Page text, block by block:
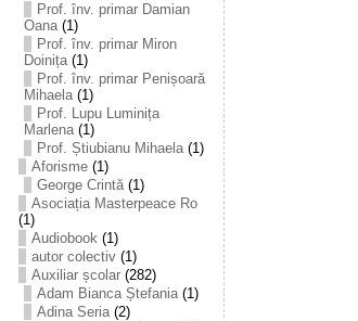
Prof. înv. primar Damian
Oana(1)
Prof. înv. primar Miron
Doinița(1)
Prof. înv. primar Penișoară
Mihaela(1)
Prof. Lupu Luminița
Marlena(1)
Prof. Știubianu Mihaela(1)
Aforisme(1)
George Crintă(1)
Asociația Masterpeace Ro
(1)
Audiobook(1)
autor colectiv(1)
Auxiliar școlar(282)
Adam Bianca Ștefania(1)
Adina Seria(2)